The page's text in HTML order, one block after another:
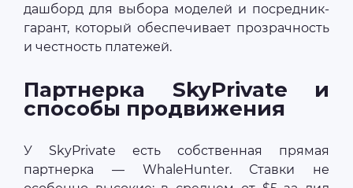
дашборд для выбора моделей и посредник-
гарант, который обеспечивает прозрачность
и честность платежей.
Партнерка SkyPrivate и
способы продвижения
У SkyPrivate есть собственная прямая
партнерка — WhaleHunter. Ставки не